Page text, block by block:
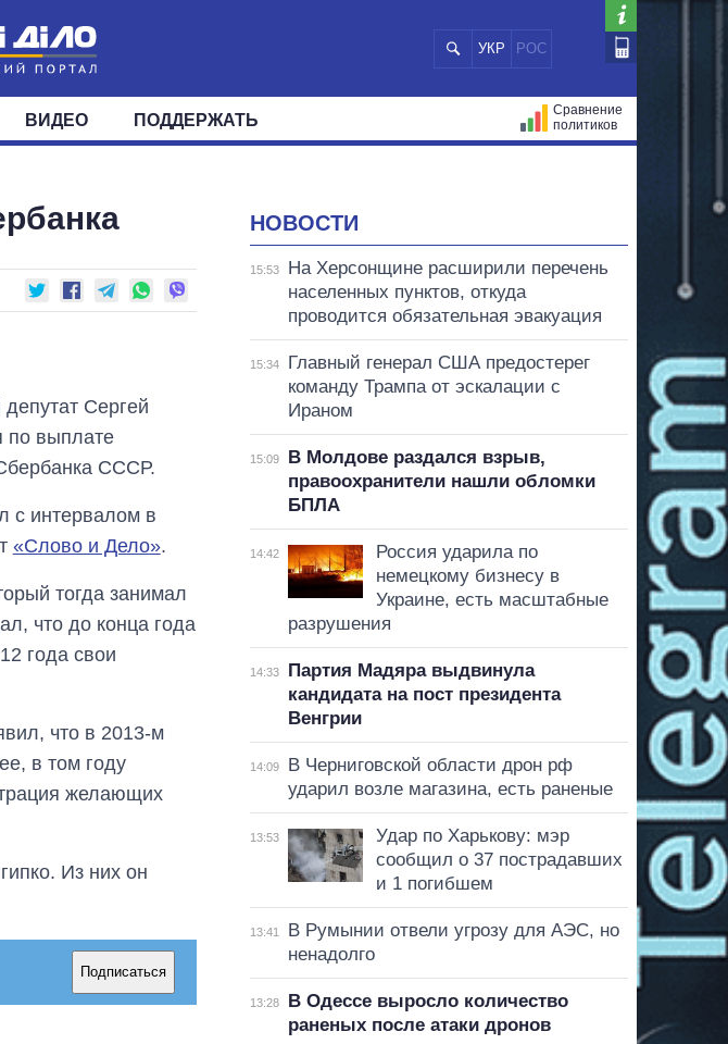
УКР РОС
ОБЩЕСТВО
ФРАКЦИИ ОКРУГА
ВИДЕО ПОДДЕРЖАТЬ
Сравнение
политиков
Сергей
по выплате
СССР.
с интервалом в
«Слово и Дело».
тогда занимал
что до конца года
года свои
что в 2013-м
в том году
желающих
Из них он
Подписаться
НОВОСТИ
15:53
На Херсонщине расширили перечень
населенных пунктов, откуда
проводится обязательная эвакуация
15:34
Главный генерал США предостерег
команду Трампа от эскалации с
Ираном
15:09
В Молдове раздался взрыв,
правоохранители нашли обломки
БПЛА
14:42
Россия ударила по
немецкому бизнесу в
Украине, есть масштабные
разрушения
14:33
Партия Мадяра выдвинула
кандидата на пост президента
Венгрии
14:09
В Черниговской области дрон рф
ударил возле магазина, есть раненые
13:53
Удар по Харькову: мэр
сообщил о 37 пострадавших
и 1 погибшем
13:41
В Румынии отвели угрозу для АЭС, но
ненадолго
13:28
В Одессе выросло количество
раненых после атаки дронов